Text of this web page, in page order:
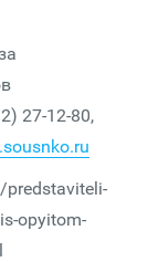
27-12-80,
opyitom-